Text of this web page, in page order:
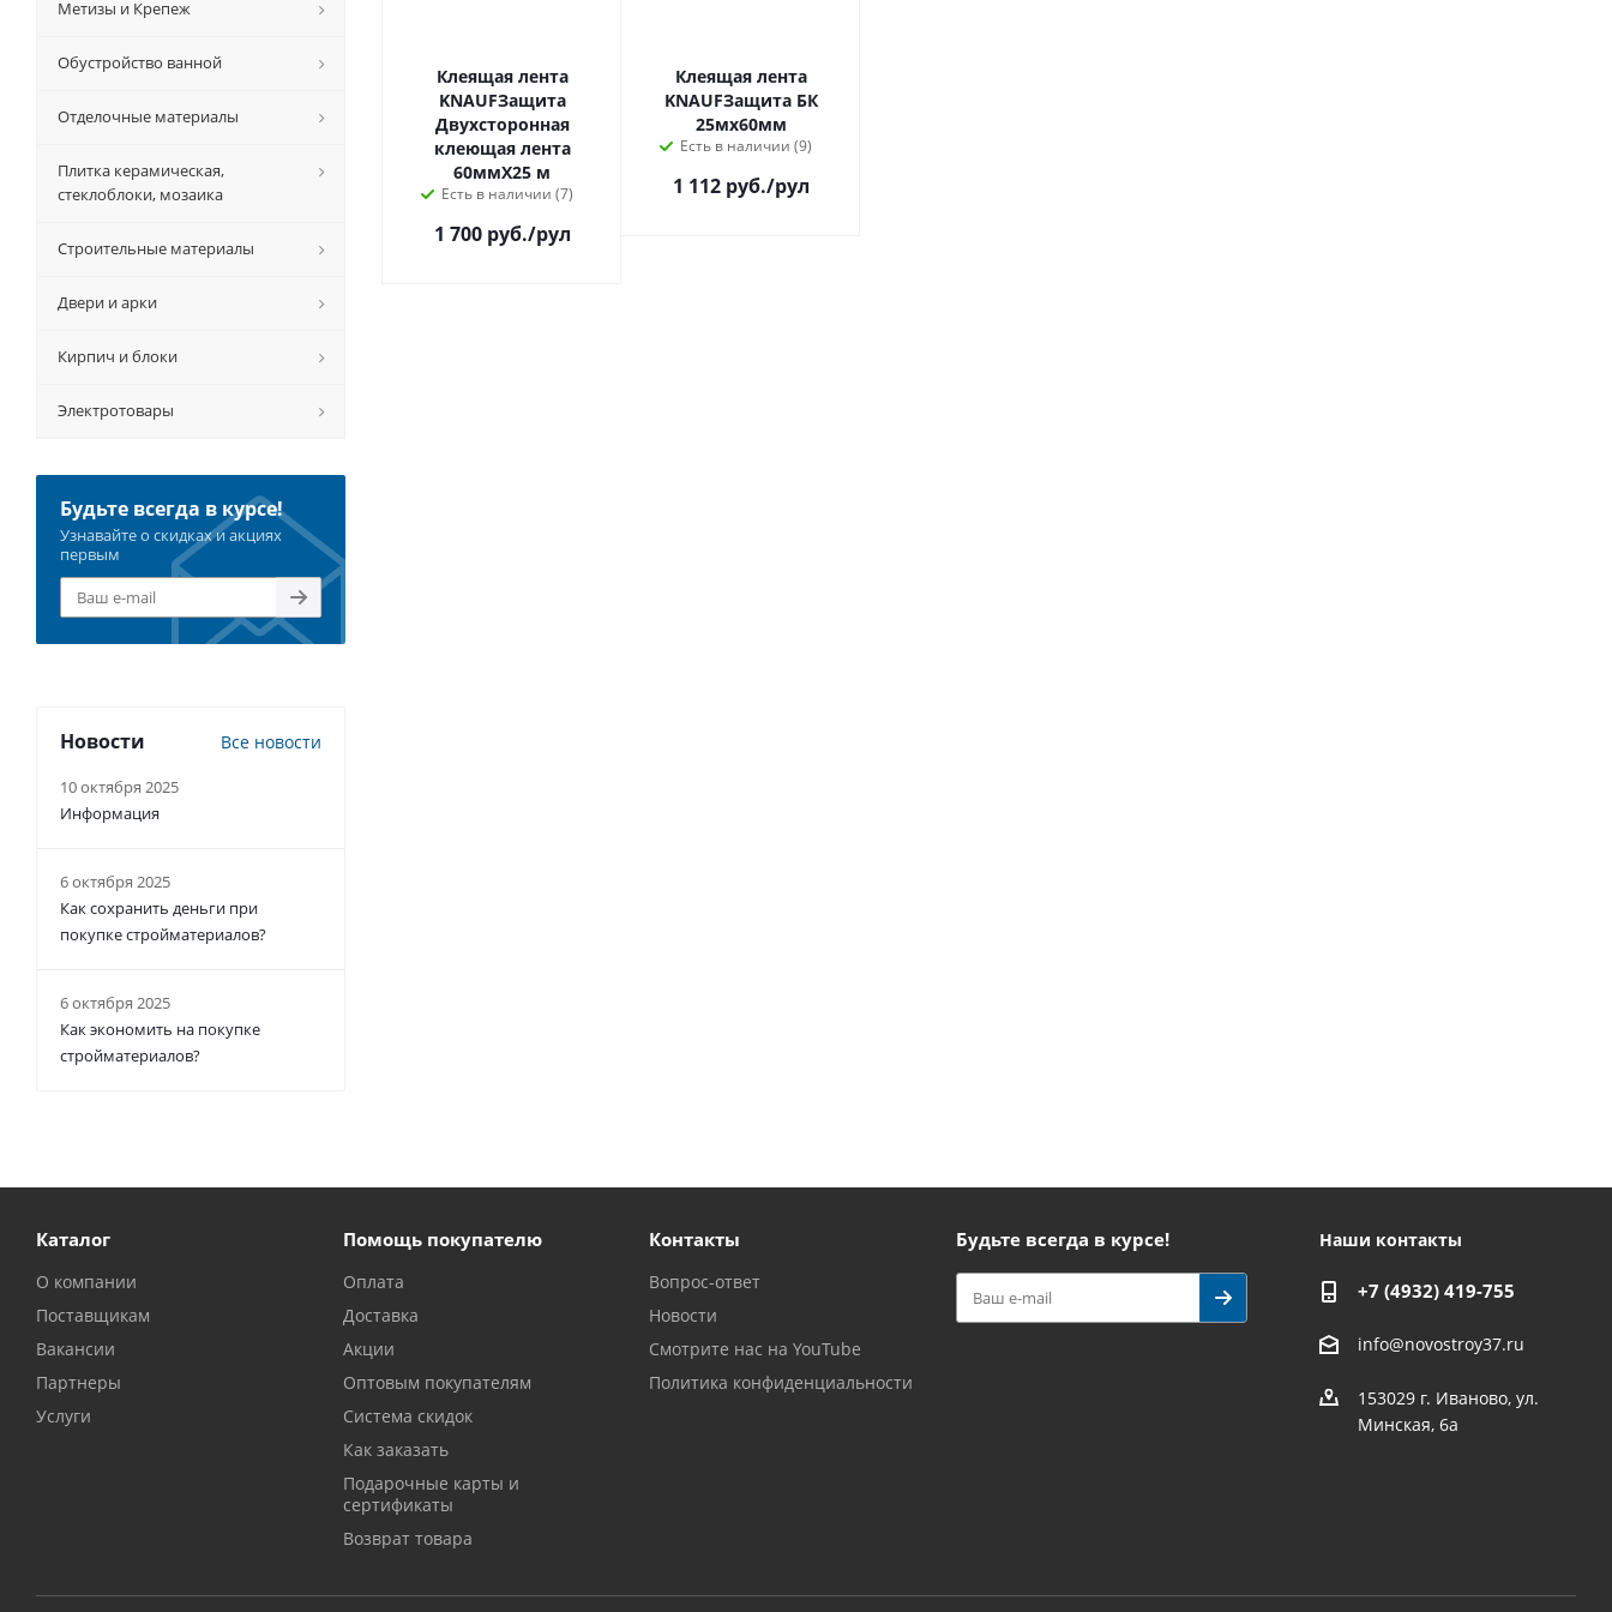
Клеящая лента
KNAUFЗащита
Двухсторонная
клеющая лента
60ммХ25 м
Есть в наличии (7)
1 700 руб./рул
Клеящая лента
KNAUFЗащита БК
25мх60мм
Есть в наличии (9)
1 112 руб./рул
Метизы и Крепеж
Обустройство ванной
Отделочные материалы
Плитка керамическая,
стеклоблоки, мозаика
Строительные материалы
Двери и арки
Кирпич и блоки
Электротовары
Будьте всегда в курсе!
Узнавайте о скидках и акциях
первым
Новости Все новости
10 октября 2025
Информация
6 октября 2025
Как сохранить деньги при
покупке стройматериалов?
6 октября 2025
Как экономить на покупке
стройматериалов?
Каталог
О компании
Поставщикам
Вакансии
Партнеры
Услуги
Помощь покупателю
Оплата
Доставка
Акции
Оптовым покупателям
Система скидок
Как заказать
Подарочные карты и
сертификаты
Возврат товара
Контакты
Вопрос-ответ
Новости
Смотрите нас на YouTube
Политика конфиденциальности
Будьте всегда в курсе! Наши контакты
+7 (4932) 419-755
info@novostroy37.ru
153029 г. Иваново, ул.
Минская, 6а